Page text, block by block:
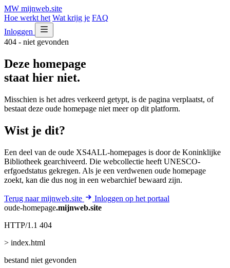
MW mijnweb.site
Hoe werkt het Wat krijg je FAQ
Inloggen
404 - niet gevonden
Deze homepage
staat hier niet.
Misschien is het adres verkeerd getypt, is de pagina verplaatst, of
bestaat deze oude homepage niet meer op dit platform.
Wist je dit?
Een deel van de oude XS4ALL-homepages is door de Koninklijke
Bibliotheek gearchiveerd. Die webcollectie heeft UNESCO-
erfgoedstatus gekregen. Als je een verdwenen oude homepage
zoekt, kan die dus nog in een webarchief bewaard zijn.
Terug naar mijnweb.site
Inloggen op het portaal
oude-homepage.mijnweb.site
HTTP/1.1 404
> index.html
bestand niet gevonden